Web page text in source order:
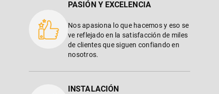
PASIÓN Y EXCELENCIA
Nos apasiona lo que hacemos y eso se
ve reflejado en la satisfacción de miles
de clientes que siguen confiando en
nosotros.
INSTALACIÓN